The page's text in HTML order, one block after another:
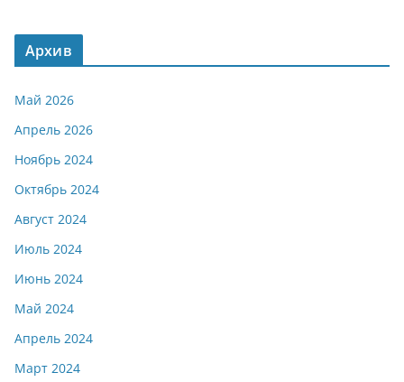
Архив
Май 2026
Апрель 2026
Ноябрь 2024
Октябрь 2024
Август 2024
Июль 2024
Июнь 2024
Май 2024
Апрель 2024
Март 2024